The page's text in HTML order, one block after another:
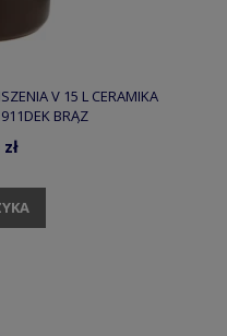
V 15 L CERAMIKA
BRĄZ